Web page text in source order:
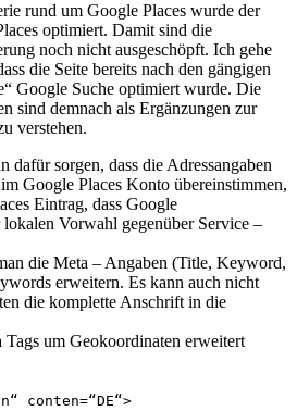
rund um Google Places wurde der
optimiert. Damit sind die
noch nicht ausgeschöpft. Ich gehe
die Seite bereits nach den gängigen
Google Suche optimiert wurde. Die
sind demnach als Ergänzungen zur
verstehen.
dafür sorgen, dass die Adressangaben
Google Places Konto übereinstimmen,
Eintrag, dass Google
Vorwahl gegenüber Service –
die Meta – Angaben (Title, Keyword,
erweitern. Es kann auch nicht
die komplette Anschrift in die
um Geokoordinaten erweitert
conten=“DE“>